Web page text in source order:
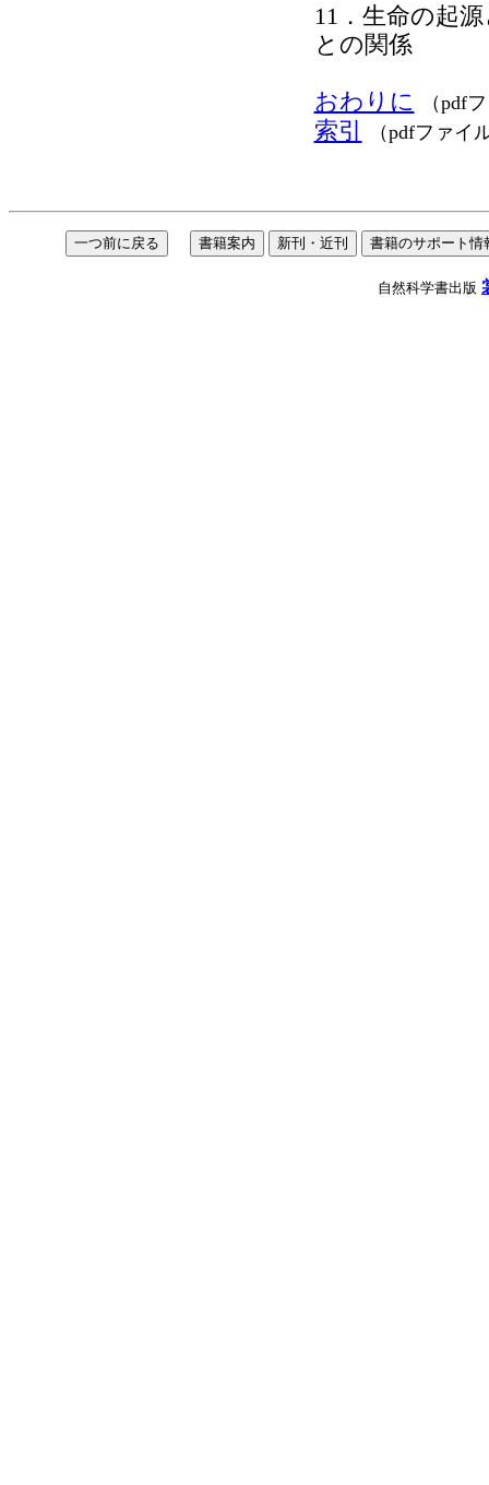
11．生命の起
との関係
おわりに （pdf
索引 （pdfファイ
自然科学書出版